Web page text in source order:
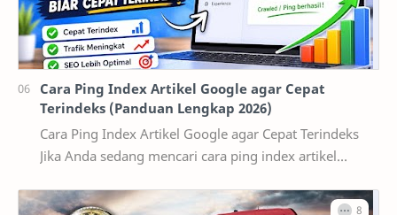
Cara Ping Index Artikel Google agar Cepat
Terindeks (Panduan Lengkap 2026)
Cara Ping Index Artikel Google agar Cepat Terindeks
Jika Anda sedang mencari cara ping index artikel